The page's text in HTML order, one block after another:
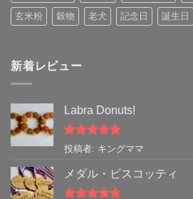
玄米粉 穀物 老犬 記念日 誕生日
新着レビュー
Labra Donuts!
5段階中5の
評価
投稿者: キングママ
メダル・ビスコッティ